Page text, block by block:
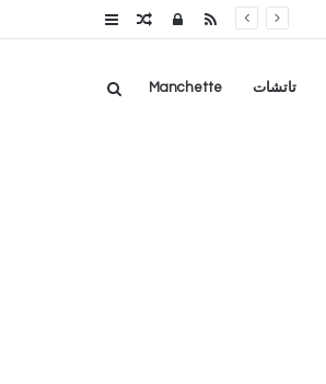
عمودمقالتسجيلRSS
تاتشات Manchette بحث